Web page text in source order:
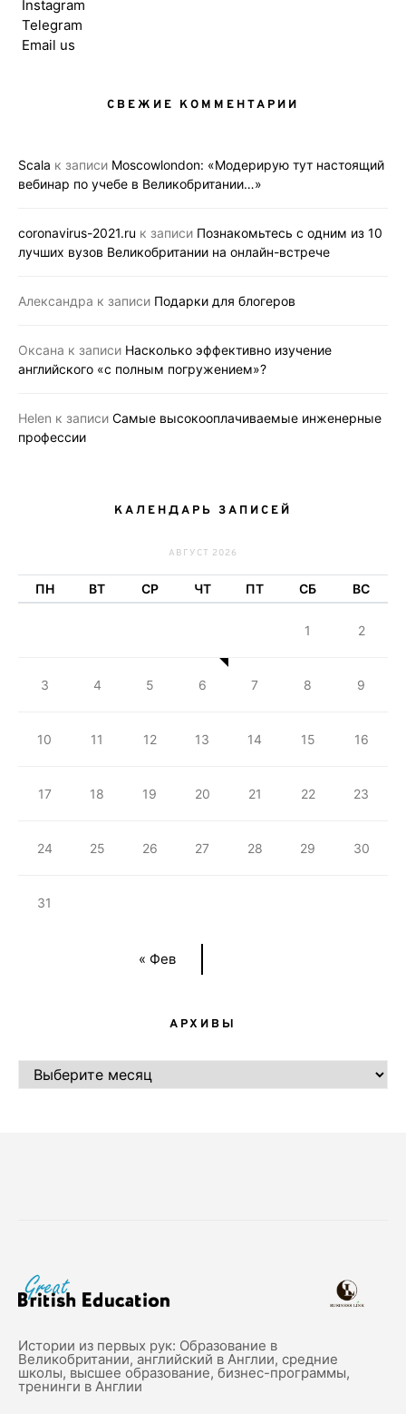
Instagram
Telegram
Email us
СВЕЖИЕ КОММЕНТАРИИ
Scala к записи Moscowlondon: «Модерирую тут настоящий
вебинар по учебе в Великобритании…»
coronavirus-2021.ru к записи Познакомьтесь с одним из 10
лучших вузов Великобритании на онлайн-встрече
Александра к записи Подарки для блогеров
Оксана к записи Насколько эффективно изучение
английского «с полным погружением»?
Helen к записи Самые высокооплачиваемые инженерные
профессии
КАЛЕНДАРЬ ЗАПИСЕЙ
АВГУСТ 2026
ПН ВТ СР ЧТ ПТ СБ ВС
« Фев
1 2
3 4 5 6 7 8 9
10 11 12 13 14 15 16
17 18 19 20 21 22 23
24 25 26 27 28 29 30
31
АРХИВЫ
АРХИВЫ
Истории из первых рук: Образование в
Великобритании, английский в Англии, средние
школы, высшее образование, бизнес-программы,
тренинги в Англии